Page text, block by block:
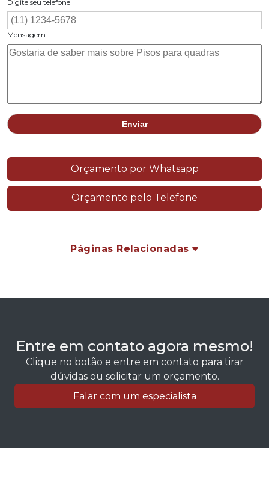
Digite seu telefone
Mensagem
Orçamento por Whatsapp
Orçamento pelo Telefone
Páginas Relacionadas
Entre em contato agora mesmo!
Clique no botão e entre em contato para tirar
dúvidas ou solicitar um orçamento.
Falar com um especialista